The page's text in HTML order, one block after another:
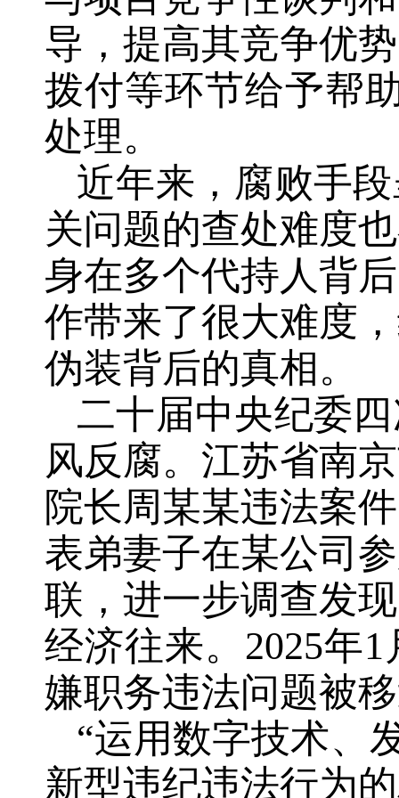
导，提高其竞争优
拨付等环节给予帮
处理。
近年来，腐败手
关问题的查处难度
身在多个代持人背
作带来了很大难度
伪装背后的真相。
二十届中央纪委
风反腐。江苏省南
院长周某某违法案
表弟妻子在某公司
联，进一步调查发
经济往来。2025年
嫌职务违法问题被
“运用数字技术、
新型违纪违法行为